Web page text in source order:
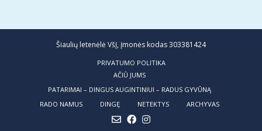
Šiaulių letenėlė VšĮ, Įmonės kodas 303381424
PRIVATUMO POLITIKA
AČIŪ JUMS
PATARIMAI – DINGUS AUGINTINIUI – RADUS GYVŪNĄ
RADO NAMUS
DINGĘ NETEKTYS ARCHYVAS